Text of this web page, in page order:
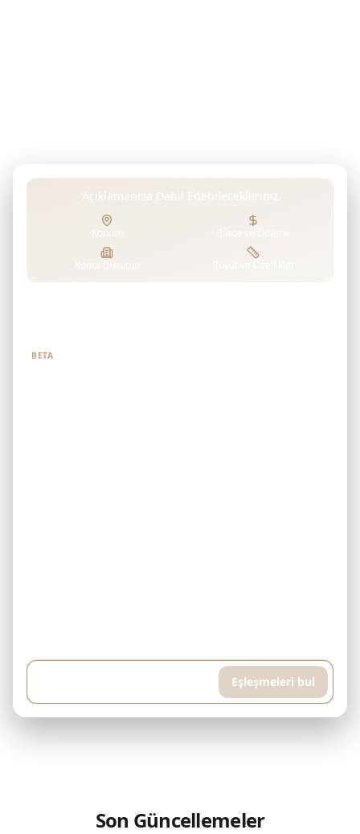
Açıklamanıza Dahil Edebilecekleriniz
Konum
BETA
Eşleşmeleri bul
Son Güncellemeler